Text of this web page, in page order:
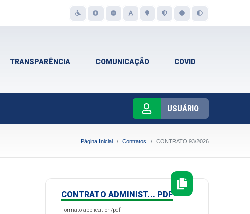
TRANSPARÊNCIA COMUNICAÇÃO COVID
USUÁRIO
Página Inicial Contratos CONTRATO 93/2026
CONTRATO ADMINIST... PDF
Formato application/pdf